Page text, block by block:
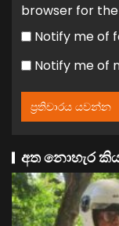
browser for
Notify me of
Notify me of
අත නොහැර